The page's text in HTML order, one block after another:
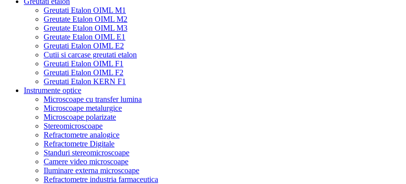
Greutati Etalon OIML M1
Greutate Etalon OIML M2
Greutate Etalon OIML M3
Greutate Etalon OIML E1
Greutati Etalon OIML E2
Cutii si carcase greutati etalon
Greutati Etalon OIML F1
Greutati Etalon OIML F2
Greutati Etalon KERN F1
Instrumente optice
Microscoape cu transfer lumina
Microscoape metalurgice
Microscoape polarizate
Stereomicroscoape
Refractometre analogice
Refractometre Digitale
Standuri stereomicroscoape
Camere video microscoape
Iluminare externa microscoape
Refractometre industria farmaceutica